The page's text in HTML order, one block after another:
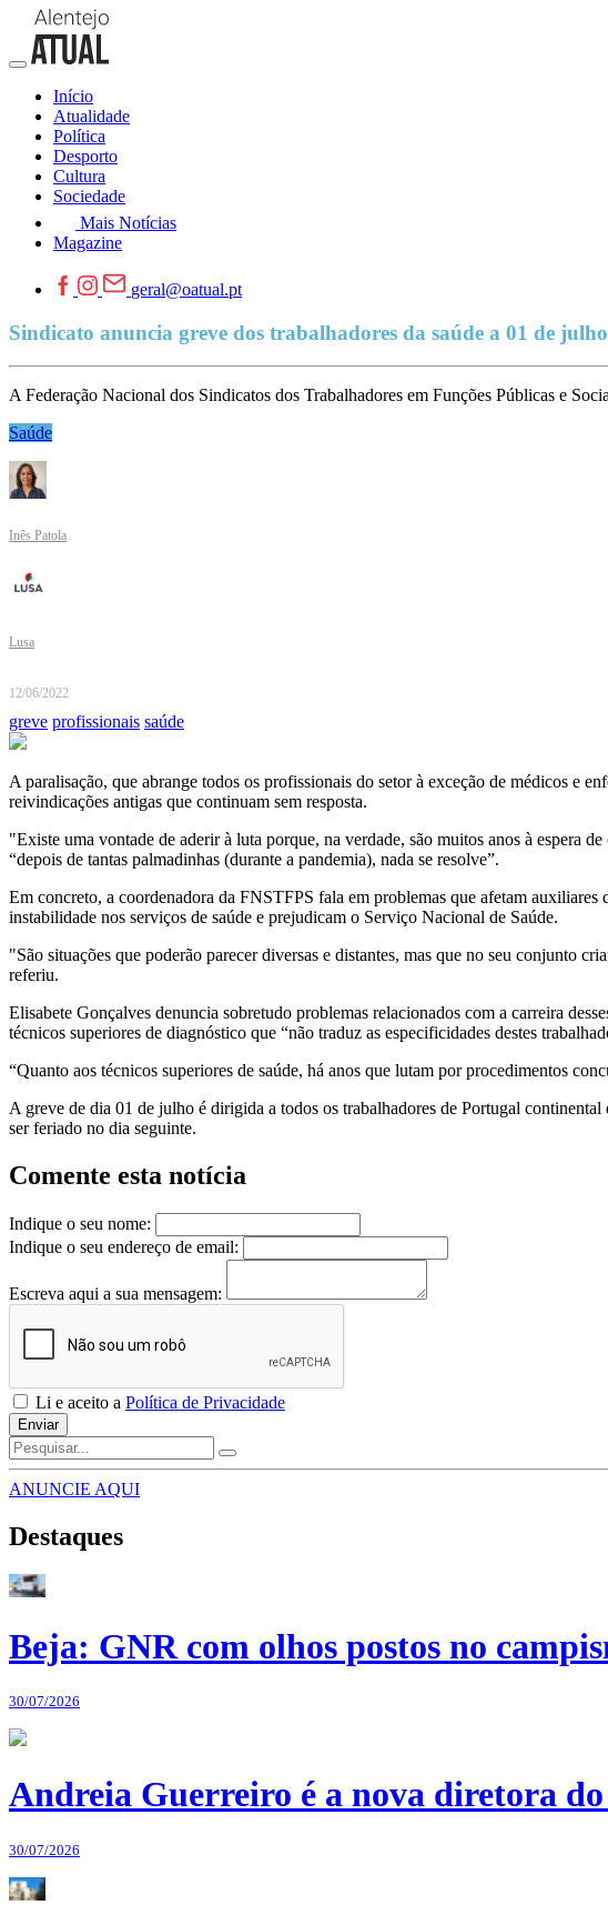
Início
Atualidade
Política
Desporto
Cultura
Sociedade
Mais Notícias
Magazine
geral@oatual.pt
Sindicato anuncia greve dos trabalhadores da saúde a 01 de julho
A Federação Nacional dos Sindicatos dos Trabalhadores em Funções Públicas e
Saúde
Inês Patola
Lusa
12/06/2022
greve profissionais saúde
A paralisação, que abrange todos os profissionais do setor à exceção de médicos e
reivindicações antigas que continuam sem resposta.
"Existe uma vontade de aderir à luta porque, na verdade, são muitos anos à espera
“depois de tantas palmadinhas (durante a pandemia), nada se resolve”.
Em concreto, a coordenadora da FNSTFPS fala em problemas que afetam auxiliares
instabilidade nos serviços de saúde e prejudicam o Serviço Nacional de Saúde.
"São situações que poderão parecer diversas e distantes, mas que no seu conjunto
referiu.
Elisabete Gonçalves denuncia sobretudo problemas relacionados com a carreira
técnicos superiores de diagnóstico que “não traduz as especificidades destes
“Quanto aos técnicos superiores de saúde, há anos que lutam por procedimentos
A greve de dia 01 de julho é dirigida a todos os trabalhadores de Portugal
ser feriado no dia seguinte.
Comente esta notícia
Indique o seu nome:
Indique o seu endereço de email:
Escreva aqui a sua mensagem:
Li e aceito a Política de Privacidade
Enviar
ANUNCIE AQUI
Destaques
Beja: GNR com olhos postos no
30/07/2026
Andreia Guerreiro é a nova diretora
30/07/2026